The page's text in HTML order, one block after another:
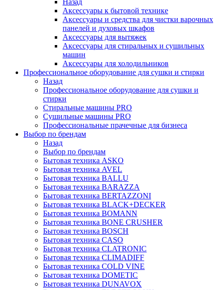
Назад
Аксессуары к бытовой технике
Аксессуары и средства для чистки варочных
панелей и духовых шкафов
Аксессуары для вытяжек
Аксессуары для стиральных и сушильных
машин
Аксессуары для холодильников
Профессиональное оборудование для сушки и стирки
Назад
Профессиональное оборудование для сушки и
стирки
Стиральные машины PRO
Сушильные машины PRO
Профессиональные прачечные для бизнеса
Выбор по брендам
Назад
Выбор по брендам
Бытовая техника ASKO
Бытовая техника AVEL
Бытовая техника BALLU
Бытовая техника BARAZZA
Бытовая техника BERTAZZONI
Бытовая техника BLACK+DECKER
Бытовая техника BOMANN
Бытовая техника BONE CRUSHER
Бытовая техника BOSCH
Бытовая техника CASO
Бытовая техника CLATRONIC
Бытовая техника CLIMADIFF
Бытовая техника COLD VINE
Бытовая техника DOMETIC
Бытовая техника DUNAVOX